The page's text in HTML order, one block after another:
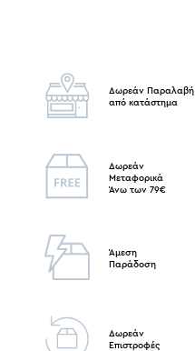
Δωρεάν Παραλαβή
από κατάστημα
Δωρεάν
Μεταφορικά
Άνω των 79€
Άμεση
Παράδοση
Δωρεάν
Επιστροφές